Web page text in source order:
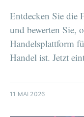
Entdecken Sie die
und bewerten Sie,
Handelsplattform
Handel ist. Jetzt
11 MAI 2026